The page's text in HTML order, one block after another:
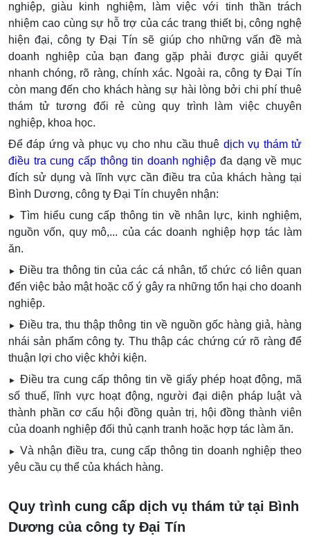
nghiệp, giàu kinh nghiệm, làm việc với tinh thần trách
nhiệm cao cùng sự hỗ trợ của các trang thiết bị, công nghệ
hiện đại, công ty Đại Tín sẽ giúp cho những vấn đề mà
doanh nghiệp của bạn đang gặp phải được giải quyết
nhanh chóng, rõ ràng, chính xác. Ngoài ra, công ty Đại Tín
còn mang đến cho khách hàng sự hài lòng bởi chi phí thuê
thám tử tương đối rẻ cùng quy trình làm việc chuyên
nghiệp, khoa học.
Để đáp ứng và phục vụ cho nhu cầu thuê dịch vụ thám tử
điều tra cung cấp thông tin doanh nghiệp đa dạng về mục
đích sử dụng và lĩnh vực cần điều tra của khách hàng tại
Bình Dương, công ty Đại Tín chuyên nhận:
►
Tìm hiểu cung cấp thông tin về nhân lực, kinh nghiệm,
nguồn vốn, quy mô,... của các doanh nghiệp hợp tác làm
ăn.
► Điều tra thông tin của các cá nhân, tổ chức có liên quan
đến việc bảo mật hoặc cố ý gây ra những tổn hại cho doanh
nghiệp.
► Điều tra, thu thập thông tin về nguồn gốc hàng giả, hàng
nhái sản phẩm công ty. Thu thập các chứng cứ rõ ràng để
thuận lợi cho việc khởi kiện.
►
Điều tra cung cấp thông tin về giấy phép hoạt động, mã
số thuế, lĩnh vực hoạt động, người đại diện pháp luật và
thành phần cơ cấu hội đồng quản trị, hội đồng thành viên
của doanh nghiệp đối thủ cạnh tranh hoặc hợp tác làm ăn.
►
Và nhận điều tra, cung cấp thông tin doanh nghiệp theo
yêu cầu cụ thể của khách hàng.
Quy trình cung cấp dịch vụ thám tử tại Bình
Dương của công ty Đại Tín